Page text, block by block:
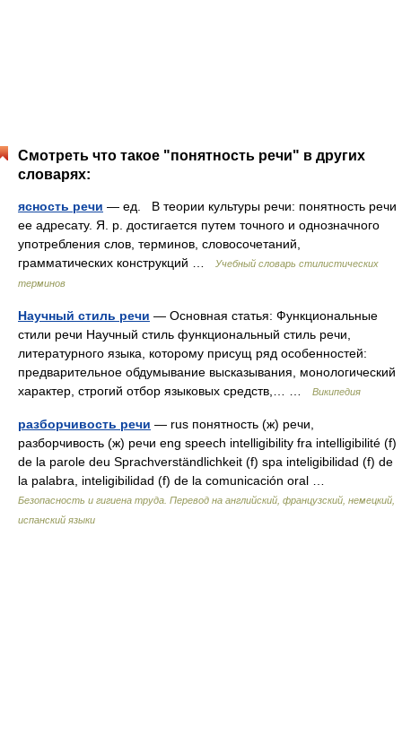
Смотреть что такое "понятность речи" в других
словарях:
ясность речи — ед. В теории культуры речи: понятность речи
ее адресату. Я. р. достигается путем точного и однозначного
употребления слов, терминов, словосочетаний,
грамматических конструкций …
Учебный словарь стилистических
терминов
Научный стиль речи — Основная статья: Функциональные
стили речи Научный стиль функциональный стиль речи,
литературного языка, которому присущ ряд особенностей:
предварительное обдумывание высказывания, монологический
характер, строгий отбор языковых средств,… …
Википедия
разборчивость речи — rus понятность (ж) речи,
разборчивость (ж) речи eng speech intelligibility fra intelligibilité (f)
de la parole deu Sprachverständlichkeit (f) spa inteligibilidad (f) de
la palabra, inteligibilidad (f) de la comunicación oral …
Безопасность и гигиена труда. Перевод на английский, французский, немецкий,
испанский языки